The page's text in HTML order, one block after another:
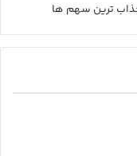
ترین سهم ها